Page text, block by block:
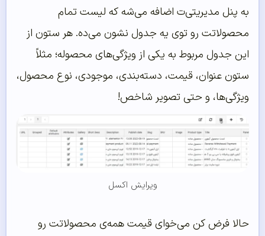
به پنل مدیریتی‌ت اضافه می‌شه که لیست تمام
محصولاتت رو توی یه جدول نشون می‌ده. هر ستون از
این جدول مربوط به یکی از ویژگی‌های محصوله؛ مثلاً
ستون عنوان، قیمت، دسته‌بندی، موجودی، نوع محصول،
ویژگی‌ها، و حتی تصویر شاخص!
ویرایش اکسل
حالا فرض کن می‌خوای قیمت همه‌ی محصولاتت رو